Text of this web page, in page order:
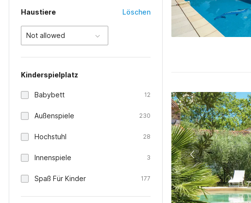
Haustiere Löschen
Not allowed
Kinderspielplatz
Babybett 12
Außenspiele 230
Hochstuhl 28
Innenspiele 3
Spaß Für Kinder 177